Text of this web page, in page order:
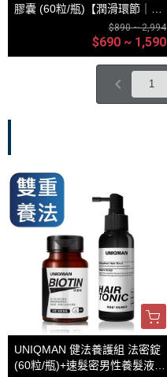
膠囊 (60粒/瓶)【潤滑環節｜多
$890 ~ 2,994
$690 ~ 1,590
UNIQMAN 健法養護組 法密錠
(60粒/瓶)+速髮密男性養髮液(1